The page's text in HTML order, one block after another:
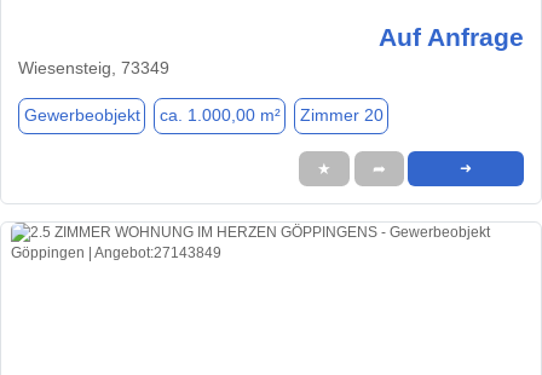
Auf Anfrage
Wiesensteig, 73349
Gewerbeobjekt ca. 1.000,00 m² Zimmer 20
★ ➦ ➜